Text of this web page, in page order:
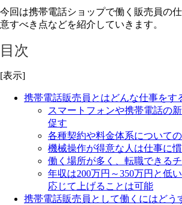
今回は携帯電話ショップで働く販売員の
意すべき点などを紹介していきます。
目次
[表示]
携帯電話販売員とはどんな仕事をす
スマートフォンや携帯電話の
促す
各種契約や料金体系について
機械操作が得意な人は仕事に
働く場所が多く、転職できる
年収は200万円～350万円と低
応じて上げることは可能
携帯電話販売員として働くにはどう